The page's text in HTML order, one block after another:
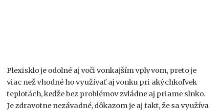
Plexisklo je odolné aj voči vonkajším vplyvom, preto je
viac než vhodné ho využívať aj vonku pri akýchkoľvek
teplotách, keďže bez problémov zvládne aj priame slnko.
Je zdravotne nezávadné, dôkazom je aj fakt, že sa využíva